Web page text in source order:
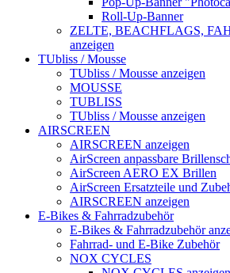
Roll-Up-Banner
ZELTE, BEACHFLAGS,
anzeigen
TUbliss / Mousse
TUbliss / Mousse anzeigen
MOUSSE
TUBLISS
TUbliss / Mousse anzeigen
AIRSCREEN
AIRSCREEN anzeigen
AirScreen anpassbare
AirScreen AERO EX Brillen
AirScreen Ersatzteile und
AIRSCREEN anzeigen
E-Bikes & Fahrradzubehör
E-Bikes & Fahrradzubehör
Fahrrad- und E-Bike Zubehör
NOX CYCLES